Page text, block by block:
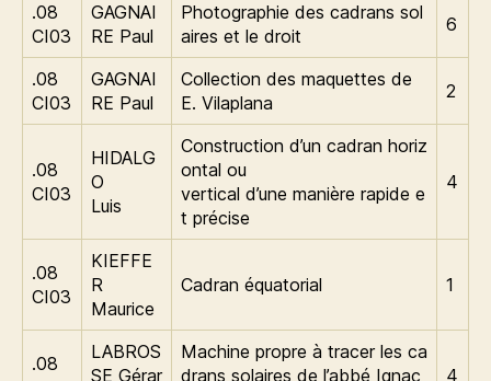
.08
CI03
GAGNAI
RE Paul
Photographie des cadrans sol
aires et le droit
6
.08
CI03
GAGNAI
RE Paul
Collection des maquettes de
E. Vilaplana
2
.08
CI03
HIDALG
O
Luis
Construction d’un cadran horiz
ontal ou
vertical d’une manière rapide e
t précise
4
.08
CI03
KIEFFE
R
Maurice
Cadran équatorial 1
.08
LABROS
SE Gérar
Machine propre à tracer les ca
drans solaires de l’abbé Ignac
4